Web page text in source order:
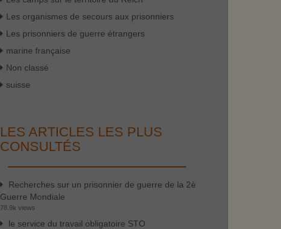
Les organismes de secours aux prisonniers
Les prisonniers de guerre étrangers
marine française
Non classé
suisse
LES ARTICLES LES PLUS
CONSULTÉS
Recherches sur un prisonnier de guerre de la 2è
Guerre Mondiale
78.9k views
le service du travail obligatoire STO